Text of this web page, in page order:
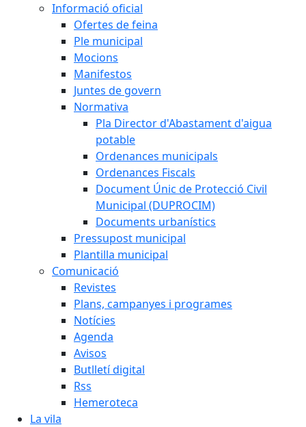
Informació oficial
Ofertes de feina
Ple municipal
Mocions
Manifestos
Juntes de govern
Normativa
Pla Director d'Abastament d'aigua
potable
Ordenances municipals
Ordenances Fiscals
Document Únic de Protecció Civil
Municipal (DUPROCIM)
Documents urbanístics
Pressupost municipal
Plantilla municipal
Comunicació
Revistes
Plans, campanyes i programes
Notícies
Agenda
Avisos
Butlletí digital
Rss
Hemeroteca
La vila